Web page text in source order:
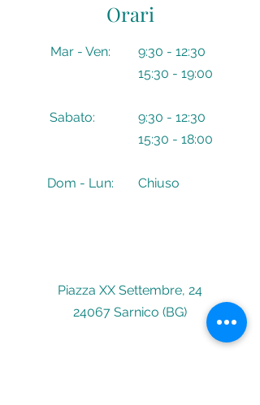
Orari
​​Mar - Ven:
Sabato:
Dom - Lun:
9:30 - 12:30
15:30 - 19:00
9:30 - 12:30
15:30 - 18:00
Chiuso
Piazza XX Settembre, 24
24067 Sarnico (BG)